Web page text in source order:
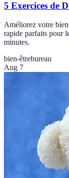
5 Exercices de
Améliorez votre
rapide parfaits pour
minutes.
bien-êtrebureau
Aug 7